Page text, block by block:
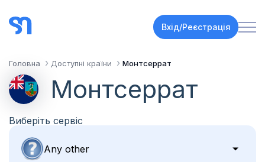
Вхід/Реєстрація
Головна Доступні країни Монтсеррат
Монтсеррат
Виберіть сервіс